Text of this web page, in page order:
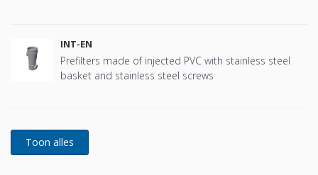
INT-EN
Prefilters made of injected PVC with stainless steel
basket and stainless steel screws